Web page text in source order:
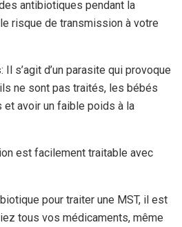
antibiotiques pendant la
risque de transmission à votre
: Il s’agit d’un parasite qui provoque
ne sont pas traités, les bébés
et avoir un faible poids à la
est facilement traitable avec
pour traiter une MST, il est
tous vos médicaments, même